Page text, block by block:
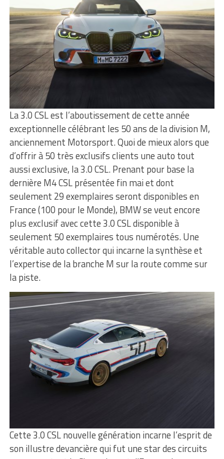
La 3.0 CSL est l’aboutissement de cette année
exceptionnelle célébrant les 50 ans de la division M,
anciennement Motorsport. Quoi de mieux alors que
d’offrir à 50 très exclusifs clients une auto tout
aussi exclusive, la 3.0 CSL. Prenant pour base la
dernière M4 CSL présentée fin mai et dont
seulement 29 exemplaires seront disponibles en
France (100 pour le Monde), BMW se veut encore
plus exclusif avec cette 3.0 CSL disponible à
seulement 50 exemplaires tous numérotés. Une
véritable auto collector qui incarne la synthèse et
l’expertise de la branche M sur la route comme sur
la piste.
Cette 3.0 CSL nouvelle génération incarne l’esprit de
son illustre devancière qui fut une star des circuits